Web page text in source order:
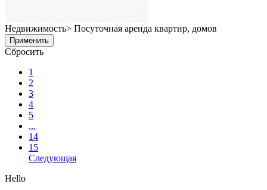
Недвижимость> Посуточная аренда квартир, домов
Применить
Сбросить
1
2
3
4
5
...
14
15
Следующая
Hello